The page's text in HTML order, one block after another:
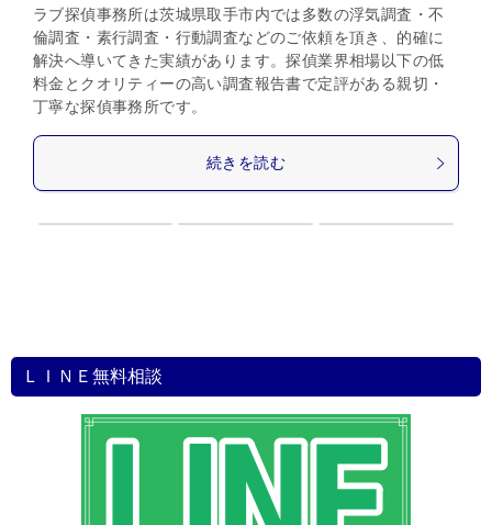
ラブ探偵事務所は茨城県取手市内では多数の浮気調査・不
倫調査・素行調査・行動調査などのご依頼を頂き、的確に
解決へ導いてきた実績があります。探偵業界相場以下の低
料金とクオリティーの高い調査報告書で定評がある親切・
丁寧な探偵事務所です。
続きを読む
ＬＩＮＥ無料相談